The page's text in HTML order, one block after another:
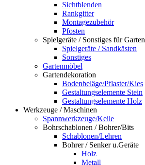
Sichtblenden
Rankgitter
Montagezubehör
Pfosten
Spielgeräte / Sonstiges für Garten
Spielgeräte / Sandkästen
Sonstiges
Gartenmöbel
Gartendekoration
Bodenbeläge/Pflaster/Kies
Gestaltungselemente Stein
Gestaltungselemente Holz
Werkzeuge / Maschinen
Spannwerkzeuge/Keile
Bohrschablonen / Bohrer/Bits
Schablonen/Lehren
Bohrer / Senker u.Geräte
Holz
Metall